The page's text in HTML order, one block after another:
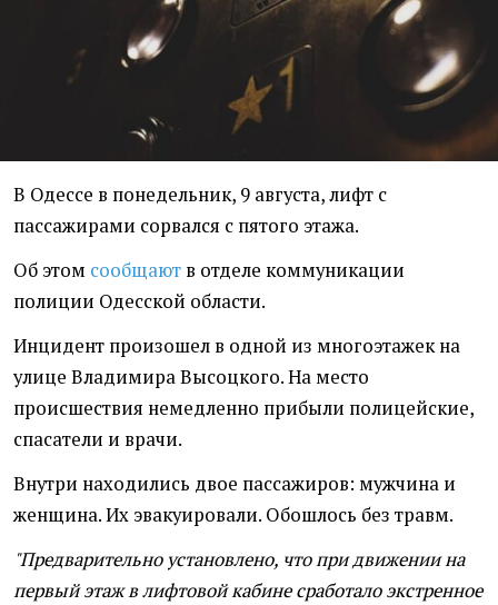
В Одессе в понедельник, 9 августа, лифт с
пассажирами сорвался с пятого этажа.
Об этом сообщают в отделе коммуникации
полиции Одесской области.
Инцидент произошел в одной из многоэтажек на
улице Владимира Высоцкого. На место
происшествия немедленно прибыли полицейские,
спасатели и врачи.
Внутри находились двое пассажиров: мужчина и
женщина. Их эвакуировали. Обошлось без травм.
"Предварительно установлено, что при движении на
первый этаж в лифтовой кабине сработало экстренное